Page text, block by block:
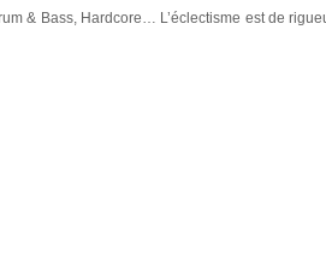
& Bass, Hardcore… L’éclectisme est de